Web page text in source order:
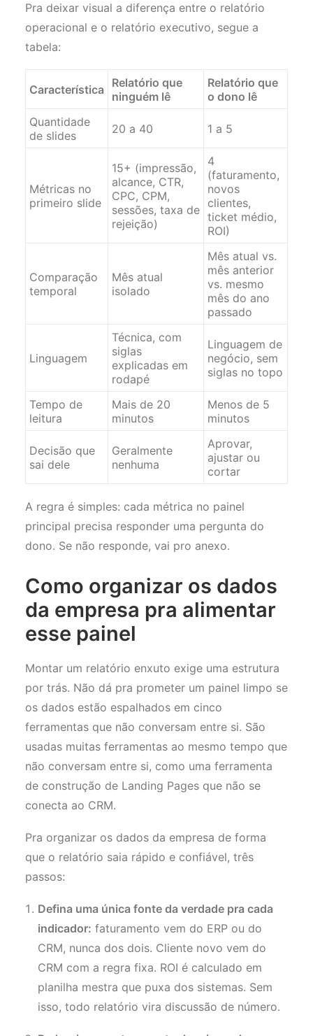
Pra deixar visual a diferença entre o relatório
operacional e o relatório executivo, segue a
tabela:
Característica
Relatório que
ninguém lê
Relatório que
o dono lê
Quantidade
de slides
20 a 40 1 a 5
Métricas no
primeiro slide
15+ (impressão,
alcance, CTR,
CPC, CPM,
sessões, taxa de
rejeição)
4
(faturamento,
novos
clientes,
ticket médio,
ROI)
Comparação
temporal
Mês atual
isolado
Mês atual vs.
mês anterior
vs. mesmo
mês do ano
passado
Linguagem
Técnica, com
siglas
explicadas em
rodapé
Linguagem de
negócio, sem
siglas no topo
Tempo de
leitura
Mais de 20
minutos
Menos de 5
minutos
Decisão que
sai dele
Geralmente
nenhuma
Aprovar,
ajustar ou
cortar
A regra é simples: cada métrica no painel
principal precisa responder uma pergunta do
dono. Se não responde, vai pro anexo.
Como organizar os dados
da empresa pra alimentar
esse painel
Montar um relatório enxuto exige uma estrutura
por trás. Não dá pra prometer um painel limpo se
os dados estão espalhados em cinco
ferramentas que não conversam entre si. São
usadas muitas ferramentas ao mesmo tempo que
não conversam entre si, como uma ferramenta
de construção de Landing Pages que não se
conecta ao CRM.
Pra organizar os dados da empresa de forma
que o relatório saia rápido e confiável, três
passos:
Defina uma única fonte da verdade pra cada
indicador: faturamento vem do ERP ou do
CRM, nunca dos dois. Cliente novo vem do
CRM com a regra fixa. ROI é calculado em
planilha mestra que puxa dos sistemas. Sem
isso, todo relatório vira discussão de número.